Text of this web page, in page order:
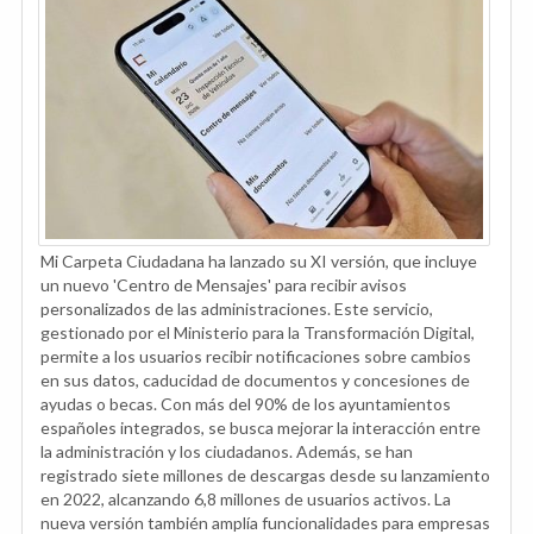
Mi Carpeta Ciudadana ha lanzado su XI versión, que incluye
un nuevo 'Centro de Mensajes' para recibir avisos
personalizados de las administraciones. Este servicio,
gestionado por el Ministerio para la Transformación Digital,
permite a los usuarios recibir notificaciones sobre cambios
en sus datos, caducidad de documentos y concesiones de
ayudas o becas. Con más del 90% de los ayuntamientos
españoles integrados, se busca mejorar la interacción entre
la administración y los ciudadanos. Además, se han
registrado siete millones de descargas desde su lanzamiento
en 2022, alcanzando 6,8 millones de usuarios activos. La
nueva versión también amplía funcionalidades para empresas